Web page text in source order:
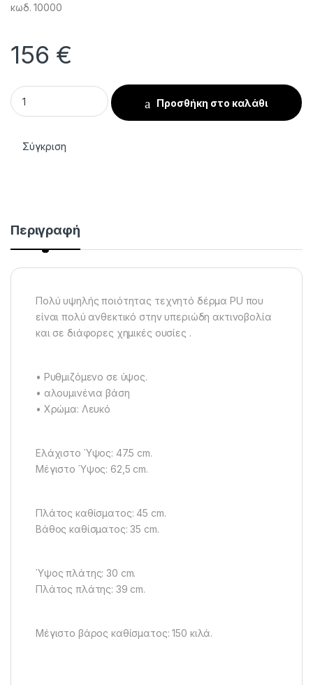
κωδ. 10000
156 €
Tabouret Olanda Χρώμα Λευκό quantity
Προσθήκη στο καλάθι
Σύγκριση
Περιγραφή
Πολύ υψηλής ποιότητας τεχνητό δέρμα PU που
είναι πολύ ανθεκτικό στην υπεριώδη ακτινοβολία
και σε διάφορες χημικές ουσίες .
• Ρυθμιζόμενο σε ύψος.
• αλουμινένια βάση
• Χρώμα: Λευκό
Ελάχιστο Ύψος: 47.5 cm.
Μέγιστο Ύψος: 62,5 cm.
Πλάτος καθίσματος: 45 cm.
Βάθος καθίσματος: 35 cm.
Ύψος πλάτης: 30 cm.
Πλάτος πλάτης: 39 cm.
Μέγιστο βάρος καθίσματος: 150 κιλά.